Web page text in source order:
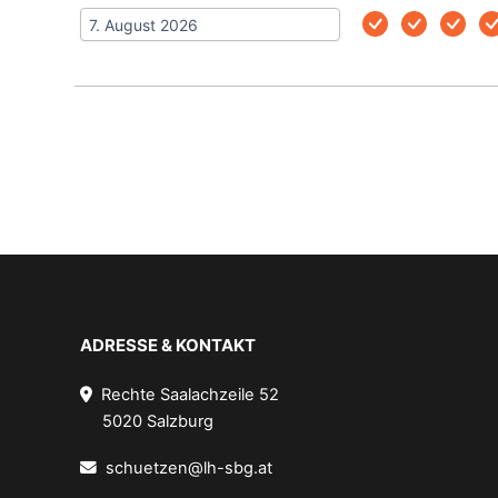
ADRESSE & KONTAKT
Rechte Saalachzeile 52
5020 Salzburg
schuetzen@lh-sbg.at